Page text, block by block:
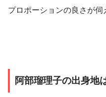
プロポーションの良さが伺
阿部瑠理子の出身地